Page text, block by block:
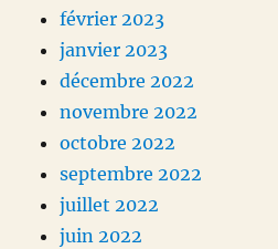
février 2023
janvier 2023
décembre 2022
novembre 2022
octobre 2022
septembre 2022
juillet 2022
juin 2022